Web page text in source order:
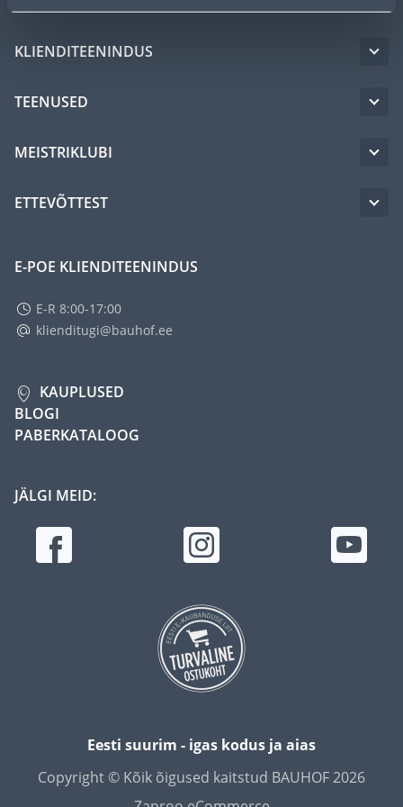
KLIENDITEENINDUS
TEENUSED
MEISTRIKLUBI
ETTEVÕTTEST
E-POE KLIENDITEENINDUS
E-R 8:00-17:00
klienditugi@bauhof.ee
KAUPLUSED
BLOGI
PABERKATALOOG
JÄLGI MEID:
Eesti suurim - igas kodus ja aias
Copyright © Kõik õigused kaitstud BAUHOF 2026